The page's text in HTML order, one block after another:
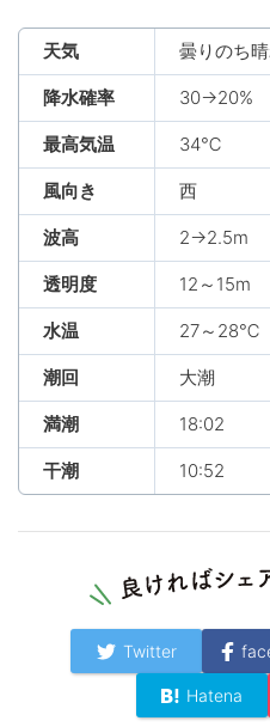
天気 曇りのち
降水確率 30→20%
最高気温 34℃
風向き 西
波高 2→2.5m
透明度 12～15m
水温 27～28℃
潮回 大潮
満潮 18:02
干潮 10:52
Twitter
Hatena